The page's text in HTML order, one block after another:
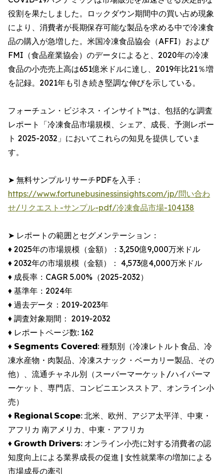
役割を果たしました。ロックダウン期間中の買い占め現象
により、消費者が長期保存可能な製品を求める中で冷凍食
品の購入が急増した。米国冷凍食品協会（AFFI）および
FMI（食品産業協会）のデータによると、2020年の冷凍
食品の小売売上高は651億米ドルに達し、2019年比21％増
を記録。2021年も引き続き堅調な伸びを示している。
フォーチュン・ビジネス・インサイト™は、包括的な調査
レポート「冷凍食品市場規模、シェア、成長、予測レポー
ト 2025-2032」においてこれらの知見を提供していま
す。
➤ 無料サンプルリサーチPDFを入手：
https://www.fortunebusinessinsights.com/jp/問い合わ
せ/リクエスト-サンプル-pdf/冷凍食品市場-104138
➤ レポートの範囲とセグメンテーション：
♦︎ 2025年の市場規模（金額）：3,250億9,000万米ドル
♦︎ 2032年の市場規模（金額）： 4,573億4,000万米ドル
♦︎ 成長率：CAGR 5.00%（2025-2032）
♦︎ 基準年：2024年
♦︎ 過去データ：2019-2023年
♦︎ 調査対象期間： 2019-2032
♦︎ レポートページ数: 162
♦︎ 𝗦𝗲𝗴𝗺𝗲𝗻𝘁𝘀 𝗖𝗼𝘃𝗲𝗿𝗲𝗱: 種類別（冷凍レトルト食品、冷
凍水産物・肉製品、冷凍スナック・ベーカリー製品、その
他）、流通チャネル別（スーパーマーケット/ハイパーマ
ーケット、専門店、コンビニエンスストア、オンライン小
売）
♦︎ 𝗥𝗲𝗴𝗶𝗼𝗻𝗮𝗹 𝗦𝗰𝗼𝗽𝗲: 北米、欧州、アジア太平洋、中東・
アフリカ 南アメリカ、中東・アフリカ
♦︎ 𝗚𝗿𝗼𝘄𝘁𝗵 𝗗𝗿𝗶𝘃𝗲𝗿𝘀: オンライン小売に対する消費者の認
知度向上による業界成長の促進 | 女性就業率の増加による
市場成長の牽引